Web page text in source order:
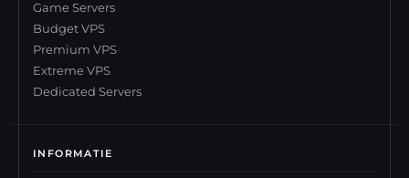
Game Servers
Budget VPS
Premium VPS
Extreme VPS
Dedicated Servers
INFORMATIE